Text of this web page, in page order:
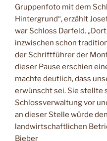
Gruppenfoto mit dem
Hintergrund“, erzählt
war Schloss Darfeld.
inzwischen schon
der Schriftführer der
dieser Pause erschien
machte deutlich, dass
erwünscht sei. Sie stellte
Schlossverwaltung vor
an dieser Stelle würde
landwirtschaftlichen
Bieber